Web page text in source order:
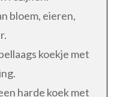
bloem, eieren,
koekje met
harde koek met